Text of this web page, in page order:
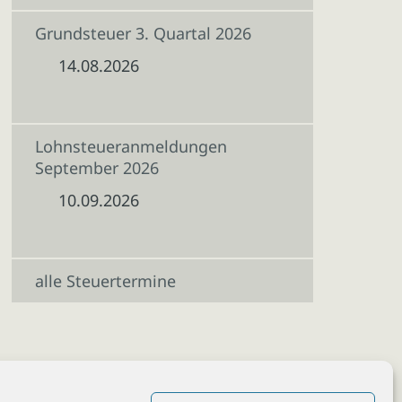
Grundsteuer 3. Quartal 2026
14.08.2026
Lohnsteueranmeldungen
September 2026
10.09.2026
alle Steuertermine